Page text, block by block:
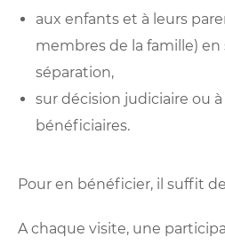
aux enfants et à leurs
membres de la famille)
séparation,
sur décision judiciaire ou
bénéficiaires.
Pour en bénéficier, il suffit
A chaque visite, une